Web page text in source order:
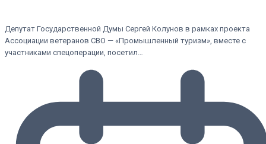
Депутат Государственной Думы Сергей Колунов в рамках проекта
Ассоциации ветеранов СВО — «Промышленный туризм», вместе с
участниками спецоперации, посетил…